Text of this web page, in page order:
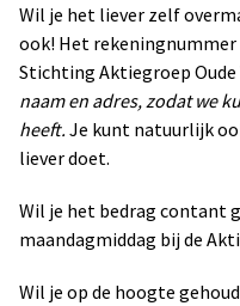
Wil je het liever zelf
ook! Het rekeningnummer
Stichting Aktiegroep Oude
naam en adres, zodat we
heeft. Je kunt natuurlijk
liever doet.
Wil je het bedrag contant
maandagmiddag bij de
Wil je op de hoogte